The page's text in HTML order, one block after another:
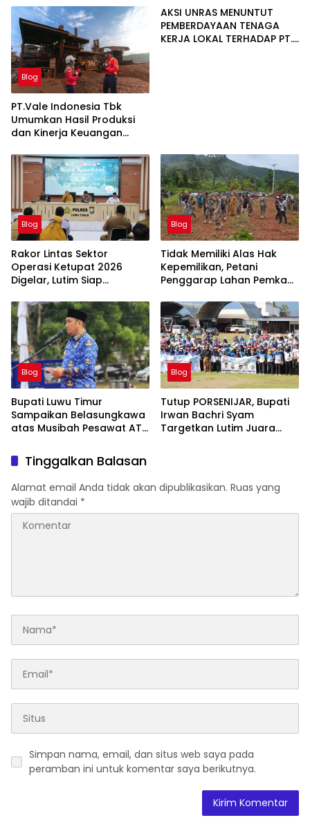
Blog
PT.Vale Indonesia Tbk
Umumkan Hasil Produksi
dan Kinerja Keuangan
AKSI UNRAS MENUNTUT
PEMBERDAYAAN TENAGA
KERJA LOKAL TERHADAP PT.
Blog
Rakor Lintas Sektor
Operasi Ketupat 2026
Digelar, Lutim Siap
Lebaran
Blog
Tidak Memiliki Alas Hak
Kepemilikan, Petani
Penggarap Lahan Pemkab
Ganti Rugi Tanah
Blog
Bupati Luwu Timur
Sampaikan Belasungkawa
atas Musibah Pesawat ATR
Blog
Tutup PORSENIJAR, Bupati
Irwan Bachri Syam
Targetkan Lutim Juara
Tinggalkan Balasan
Alamat email Anda tidak akan dipublikasikan. Ruas yang
wajib ditandai *
Simpan nama, email, dan situs web saya pada
peramban ini untuk komentar saya berikutnya.